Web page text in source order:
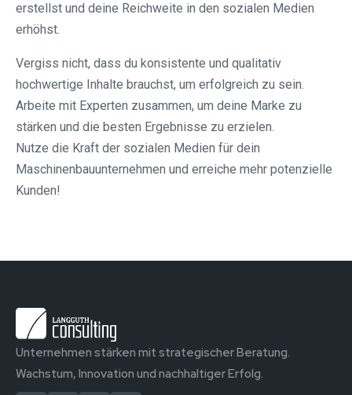
erstellst und deine Reichweite in den sozialen Medien
erhöhst.
Vergiss nicht, dass du konsistente und qualitativ
hochwertige Inhalte brauchst, um erfolgreich zu sein.
Arbeite mit Experten zusammen, um deine Marke zu
stärken und die besten Ergebnisse zu erzielen.
Nutze die Kraft der sozialen Medien für dein
Maschinenbauunternehmen und erreiche mehr potenzielle
Kunden!
Unternehmen stärken mit strategischer Beratung.
Wachstum, Innovation und nachhaltiger Erfolg.